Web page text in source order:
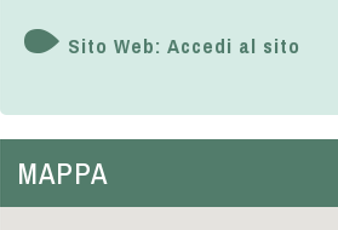
Sito Web: Accedi al sito
MAPPA